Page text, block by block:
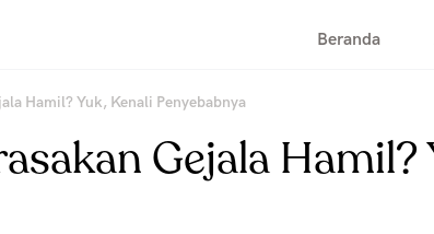
Beranda
Hamil? Yuk, Kenali Penyebabnya
Gejala Hamil?